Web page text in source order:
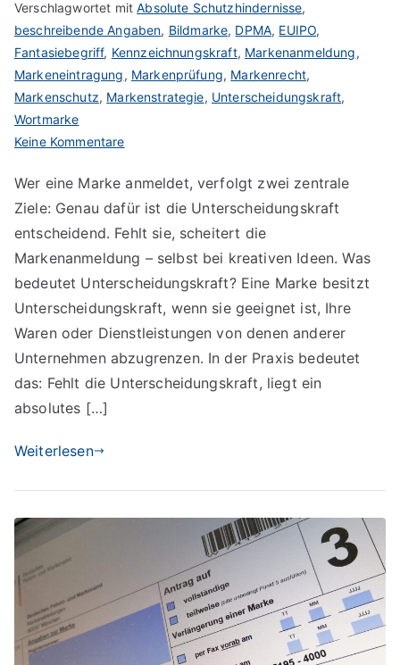
Verschlagwortet mitAbsolute Schutzhindernisse,
beschreibende Angaben, Bildmarke, DPMA, EUIPO,
Fantasiebegriff, Kennzeichnungskraft, Markenanmeldung,
Markeneintragung, Markenprüfung, Markenrecht,
Markenschutz, Markenstrategie, Unterscheidungskraft,
Wortmarke
Keine Kommentarezu
–
Warum
Ihre
Marke
einzigartig
muss
Wer eine Marke anmeldet, verfolgt zwei zentrale
Ziele: Genau dafür ist die Unterscheidungskraft
entscheidend. Fehlt sie, scheitert die
Markenanmeldung – selbst bei kreativen Ideen. Was
bedeutet Unterscheidungskraft? Eine Marke besitzt
Unterscheidungskraft, wenn sie geeignet ist, Ihre
Waren oder Dienstleistungen von denen anderer
Unternehmen abzugrenzen. In der Praxis bedeutet
das: Fehlt die Unterscheidungskraft, liegt ein
absolutes […]
Weiterlesen